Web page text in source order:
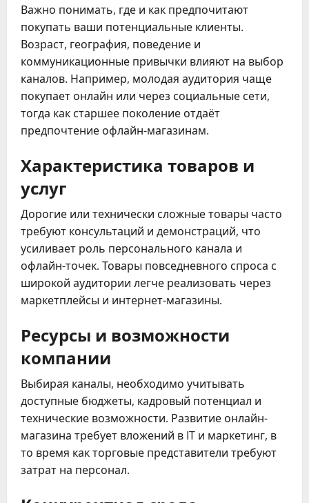
Важно понимать, где и как предпочитают
покупать ваши потенциальные клиенты.
Возраст, география, поведение и
коммуникационные привычки влияют на выбор
каналов. Например, молодая аудитория чаще
покупает онлайн или через социальные сети,
тогда как старшее поколение отдаёт
предпочтение офлайн-магазинам.
Характеристика товаров и
услуг
Дорогие или технически сложные товары часто
требуют консультаций и демонстраций, что
усиливает роль персонального канала и
офлайн-точек. Товары повседневного спроса с
широкой аудитории легче реализовать через
маркетплейсы и интернет-магазины.
Ресурсы и возможности
компании
Выбирая каналы, необходимо учитывать
доступные бюджеты, кадровый потенциал и
технические возможности. Развитие онлайн-
магазина требует вложений в IT и маркетинг, в
то время как торговые представители требуют
затрат на персонал.